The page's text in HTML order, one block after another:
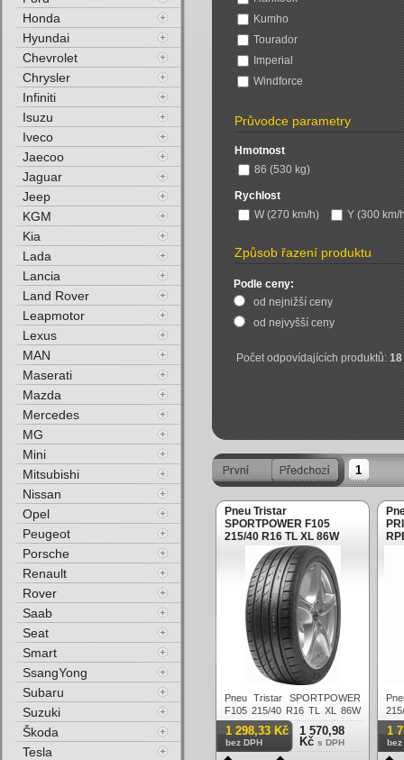
Kumho
Tourador
Imperial
Windforce
Průvodce parametry
Hmotnost
86 (530 kg)
Rychlost
W (270 km/h)
Y (300 km/
Způsob řazení produktu
Podle ceny:
od nejnižší ceny
od nejvyšší ceny
Počet odpovídajících produktů:18
1
Pneu Tristar
SPORTPOWER F105
215/40 R16 TL XL 86W
Pneu Tristar SPORTPOWER
F105 215/40 R16 TL XL 86W
Letní
1 298,33 Kč
bez DPH
1 570,98
Kč s DPH
1
bez
Honda
Hyundai
Chevrolet
Chrysler
Infiniti
Isuzu
Iveco
Jaecoo
Jaguar
Jeep
KGM
Kia
Lada
Lancia
Land Rover
Leapmotor
Lexus
MAN
Maserati
Mazda
Mercedes
MG
Mini
Mitsubishi
Nissan
Opel
Peugeot
Porsche
Renault
Rover
Saab
Seat
Smart
SsangYong
Subaru
Suzuki
Škoda
Tesla